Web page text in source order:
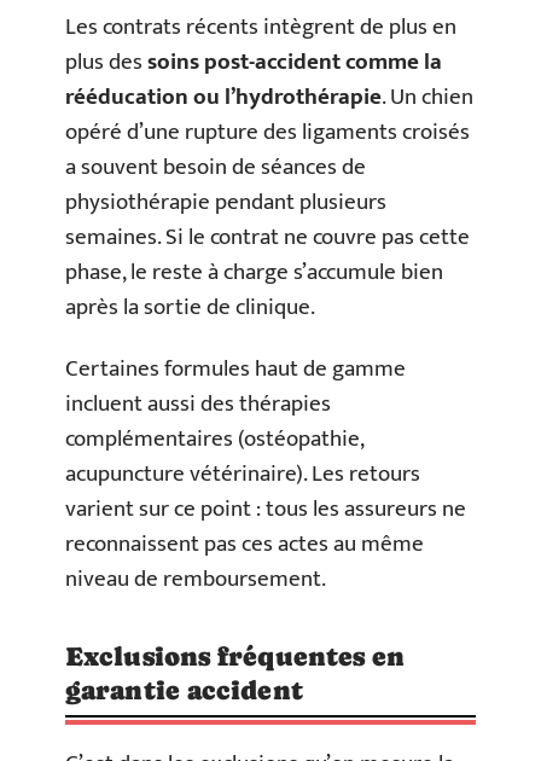
Les contrats récents intègrent de plus en
plus dessoins post-accident comme la
rééducation ou l’hydrothérapie. Un chien
opéré d’une rupture des ligaments croisés
a souvent besoin de séances de
physiothérapie pendant plusieurs
semaines. Si le contrat ne couvre pas cette
phase, le reste à charge s’accumule bien
après la sortie de clinique.
Certaines formules haut de gamme
incluent aussi des thérapies
complémentaires (ostéopathie,
acupuncture vétérinaire). Les retours
varient sur ce point : tous les assureurs ne
reconnaissent pas ces actes au même
niveau de remboursement.
Exclusions fréquentes en
garantie accident